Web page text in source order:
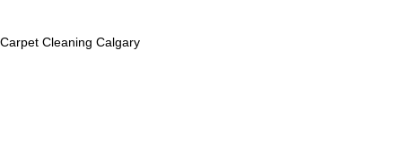
Carpet Cleaning Calgary